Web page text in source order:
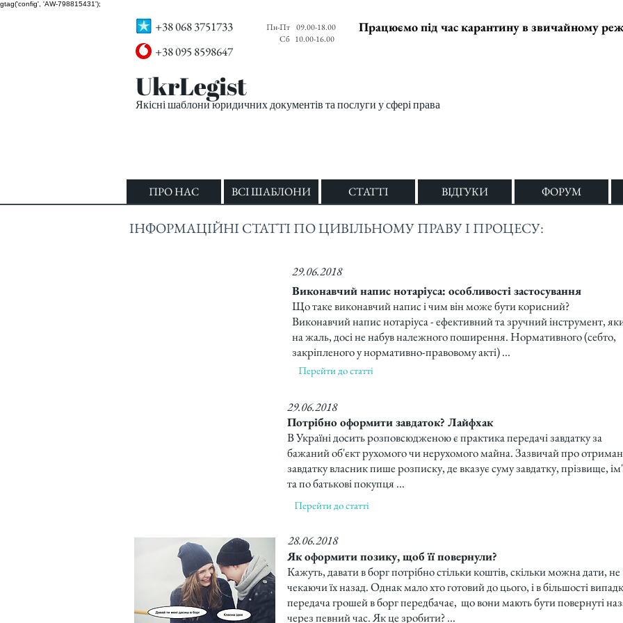
gtag('config', 'AW-798815431');
+38 068 3751733
+38 095 8598647
Пн-Пт
Сб
09.00-18.00
10.00-16.00
Працюємо під час карантину в звичайному
UkrLegist
Якісні шаблони юридичних документів та послуги у сфері права
ПРО НАС ВСІ ШАБЛОНИ СТАТТІ ВІДГУКИ ФОРУМ
ІНФОРМАЦІЙНІ СТАТТІ ПО ЦИВІЛЬНОМУ ПРАВУ І ПРОЦЕСУ:
29.06.2018
Виконавчий напис нотаріуса: особливості застосування
Що таке виконавчий напис і чим він може бути корисний?
Виконавчий напис нотаріуса - ефективний та зручний інструмент,
на жаль, досі не набув належного поширення. Нормативного (себто,
закріпленого у нормативно-правовому акті) ...
Перейти до статті
Потрібно оформити завдаток? Лайфхак
В Україні досить розповсюдженою є практика передачі завдатку за
бажаний об'єкт рухомого чи нерухомого майна. Зазвичай про
завдатку власник пише розписку, де вказує суму завдатку, прізвище,
та по батькові покупця ...
29.06.2018
Перейти до статті
28.06.2018
Як оформити позику, щоб її повернули?
Кажуть, давати в борг потрібно стільки коштів, скільки можна дати, не
чекаючи їх назад. Однак мало хто готовий до цього, і в більшості
передача грошей в борг передбачає, що вони мають бути повернуті
через певний час. Як це зробити? ...